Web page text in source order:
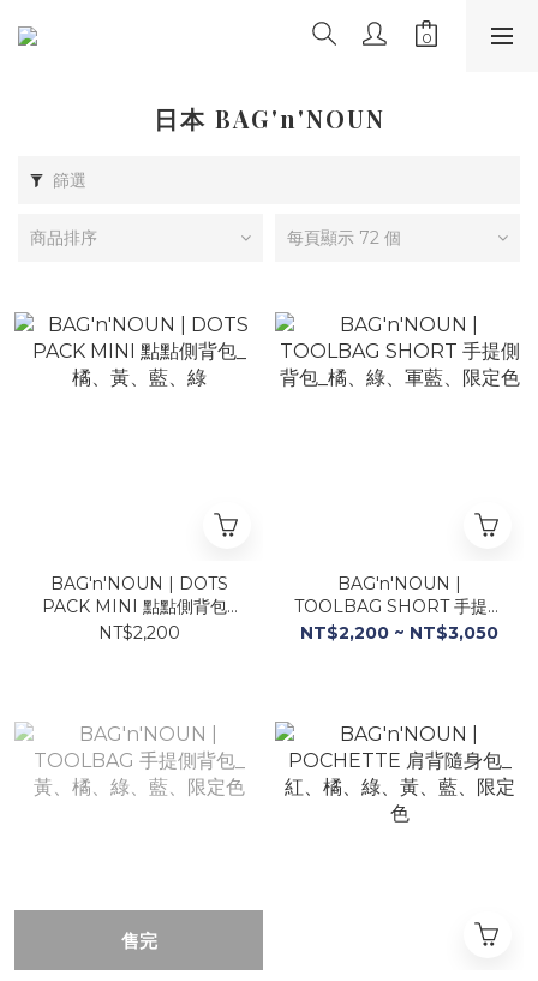
日本 BAG'n'NOUN
篩選
商品排序 每頁顯示 72 個
BAG'n'NOUN | DOTS
PACK MINI 點點側背包_
橘、黃、藍、綠
NT$2,200
BAG'n'NOUN |
TOOLBAG SHORT 手提側
背包_橘、綠、軍藍、限定色
NT$2,200 ~ NT$3,050
售完